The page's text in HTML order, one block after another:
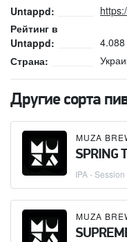
Untappd:
Рейтинг в
Untappd:
4.088
Страна:
Другие сорта
MUZA
SPRING
IPA - Session
MUZA